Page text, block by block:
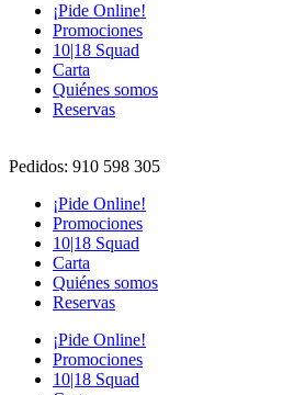
¡Pide Online!
Promociones
10|18 Squad
Carta
Quiénes somos
Reservas
Pedidos: 910 598 305
¡Pide Online!
Promociones
10|18 Squad
Carta
Quiénes somos
Reservas
¡Pide Online!
Promociones
10|18 Squad